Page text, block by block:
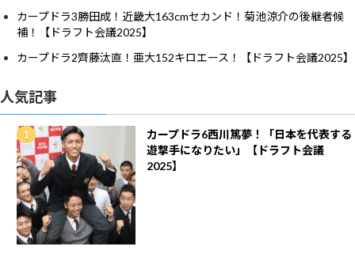
カープドラ3勝田成！近畿大163cmセカンド！菊池涼介の後継者候
補！【ドラフト会議2025】
カープドラ2齊藤汰直！亜大152キロエース！【ドラフト会議2025】
人気記事
カープドラ6西川篤夢！「日本を代表する
遊撃手になりたい」【ドラフト会議
2025】